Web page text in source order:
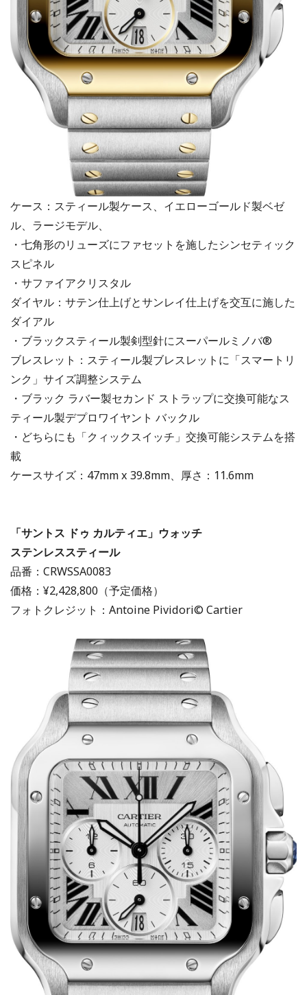
ケース：スティール製ケース、イエローゴールド製ベゼ
ル、ラージモデル、
・七角形のリューズにファセットを施したシンセティック
スピネル
・サファイアクリスタル
ダイヤル：サテン仕上げとサンレイ仕上げを交互に施した
ダイアル
・ブラックスティール製剣型針にスーパールミノバ®
ブレスレット：スティール製ブレスレットに「スマートリ
ンク」サイズ調整システム
・ブラック ラバー製セカンド ストラップに交換可能なス
ティール製デプロワイヤント バックル
・どちらにも「クィックスイッチ」交換可能システムを搭
載
ケースサイズ：47mm x 39.8mm、厚さ：11.6mm
「サントス ドゥ カルティエ」ウォッチ
ステンレススティール
品番：CRWSSA0083
価格：¥2,428,800（予定価格）
フォトクレジット：Antoine Pividori© Cartier